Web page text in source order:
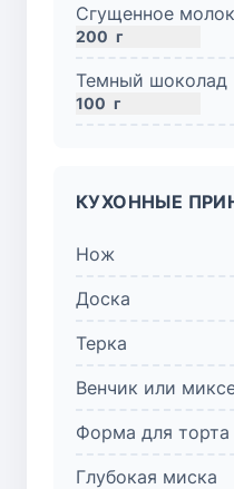
Сгущенное
200 г
Темный шоколад
100 г
КУХОННЫЕ
Нож
Доска
Терка
Венчик или
Форма для торта
Глубокая миска